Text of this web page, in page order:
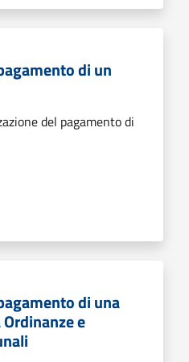
di un
del pagamento di
di una
e